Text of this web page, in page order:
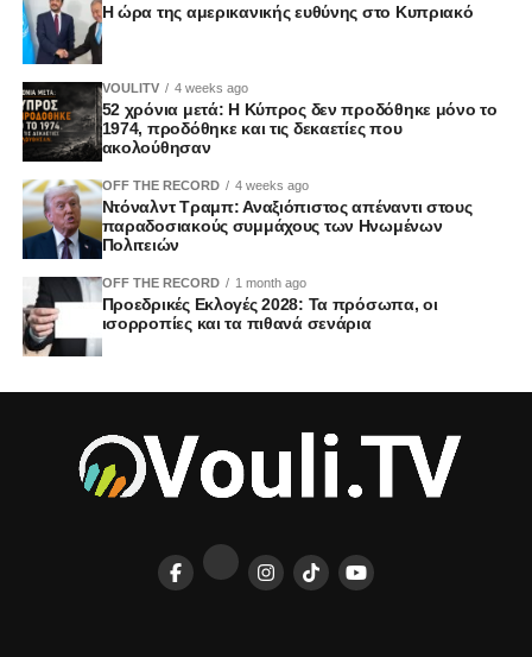
Η ώρα της αμερικανικής ευθύνης στο Κυπριακό
VOULITV 4 weeks ago
52 χρόνια μετά: Η Κύπρος δεν προδόθηκε μόνο το
1974, προδόθηκε και τις δεκαετίες που
ακολούθησαν
OFF THE RECORD 4 weeks ago
Ντόναλντ Τραμπ: Αναξιόπιστος απέναντι στους
παραδοσιακούς συμμάχους των Ηνωμένων
Πολιτειών
OFF THE RECORD 1 month ago
Προεδρικές Εκλογές 2028: Τα πρόσωπα, οι
ισορροπίες και τα πιθανά σενάρια